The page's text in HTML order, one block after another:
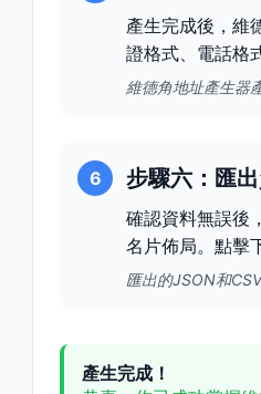
產生完成後，維
證格式、電話格
維德角地址產生器
6 步驟六：匯
確認資料無誤後
名片佈局。點擊
匯出的JSON和
產生完成！